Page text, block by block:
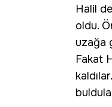
Halil
oldu.
uzağa
Fakat